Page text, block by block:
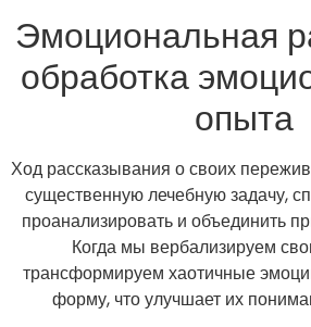
Эмоциональная
обработка
опыта
Ход рассказывания о своих
существенную лечебную задачу,
проанализировать и объединить
Когда мы вербализируем
трансформируем хаотичные
форму, что улучшает их